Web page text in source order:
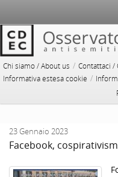
Chi siamo / About us / Contattaci /
Informativa estesa cookie /
23 Gennaio 2023
Facebook,